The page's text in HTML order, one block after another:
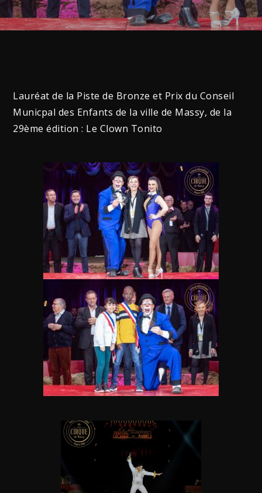
Lauréat de la Piste de Bronze et Prix du Conseil
Municpal des Enfants de la ville de Massy, de la
29ème édition : Le Clown Tonito